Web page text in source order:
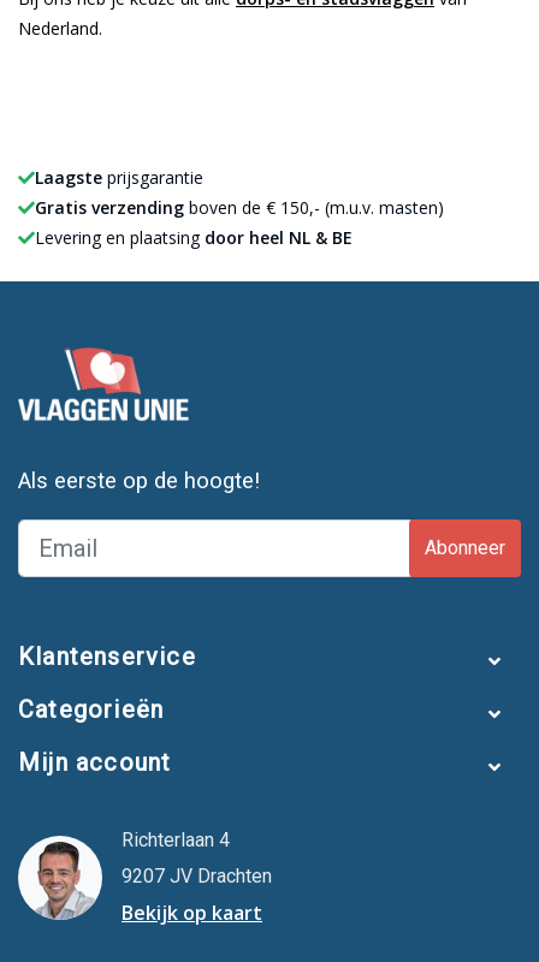
Nederland.
Laagste prijsgarantie
Gratis verzending boven de € 150,- (m.u.v. masten)
Levering en plaatsing door heel NL & BE
Als eerste op de hoogte!
Abonneer
Klantenservice
Categorieën
Mijn account
Richterlaan 4
9207 JV Drachten
Bekijk op kaart